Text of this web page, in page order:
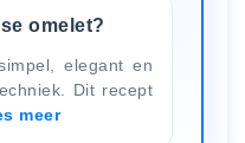
omelet?
elegant en
Dit recept
meer